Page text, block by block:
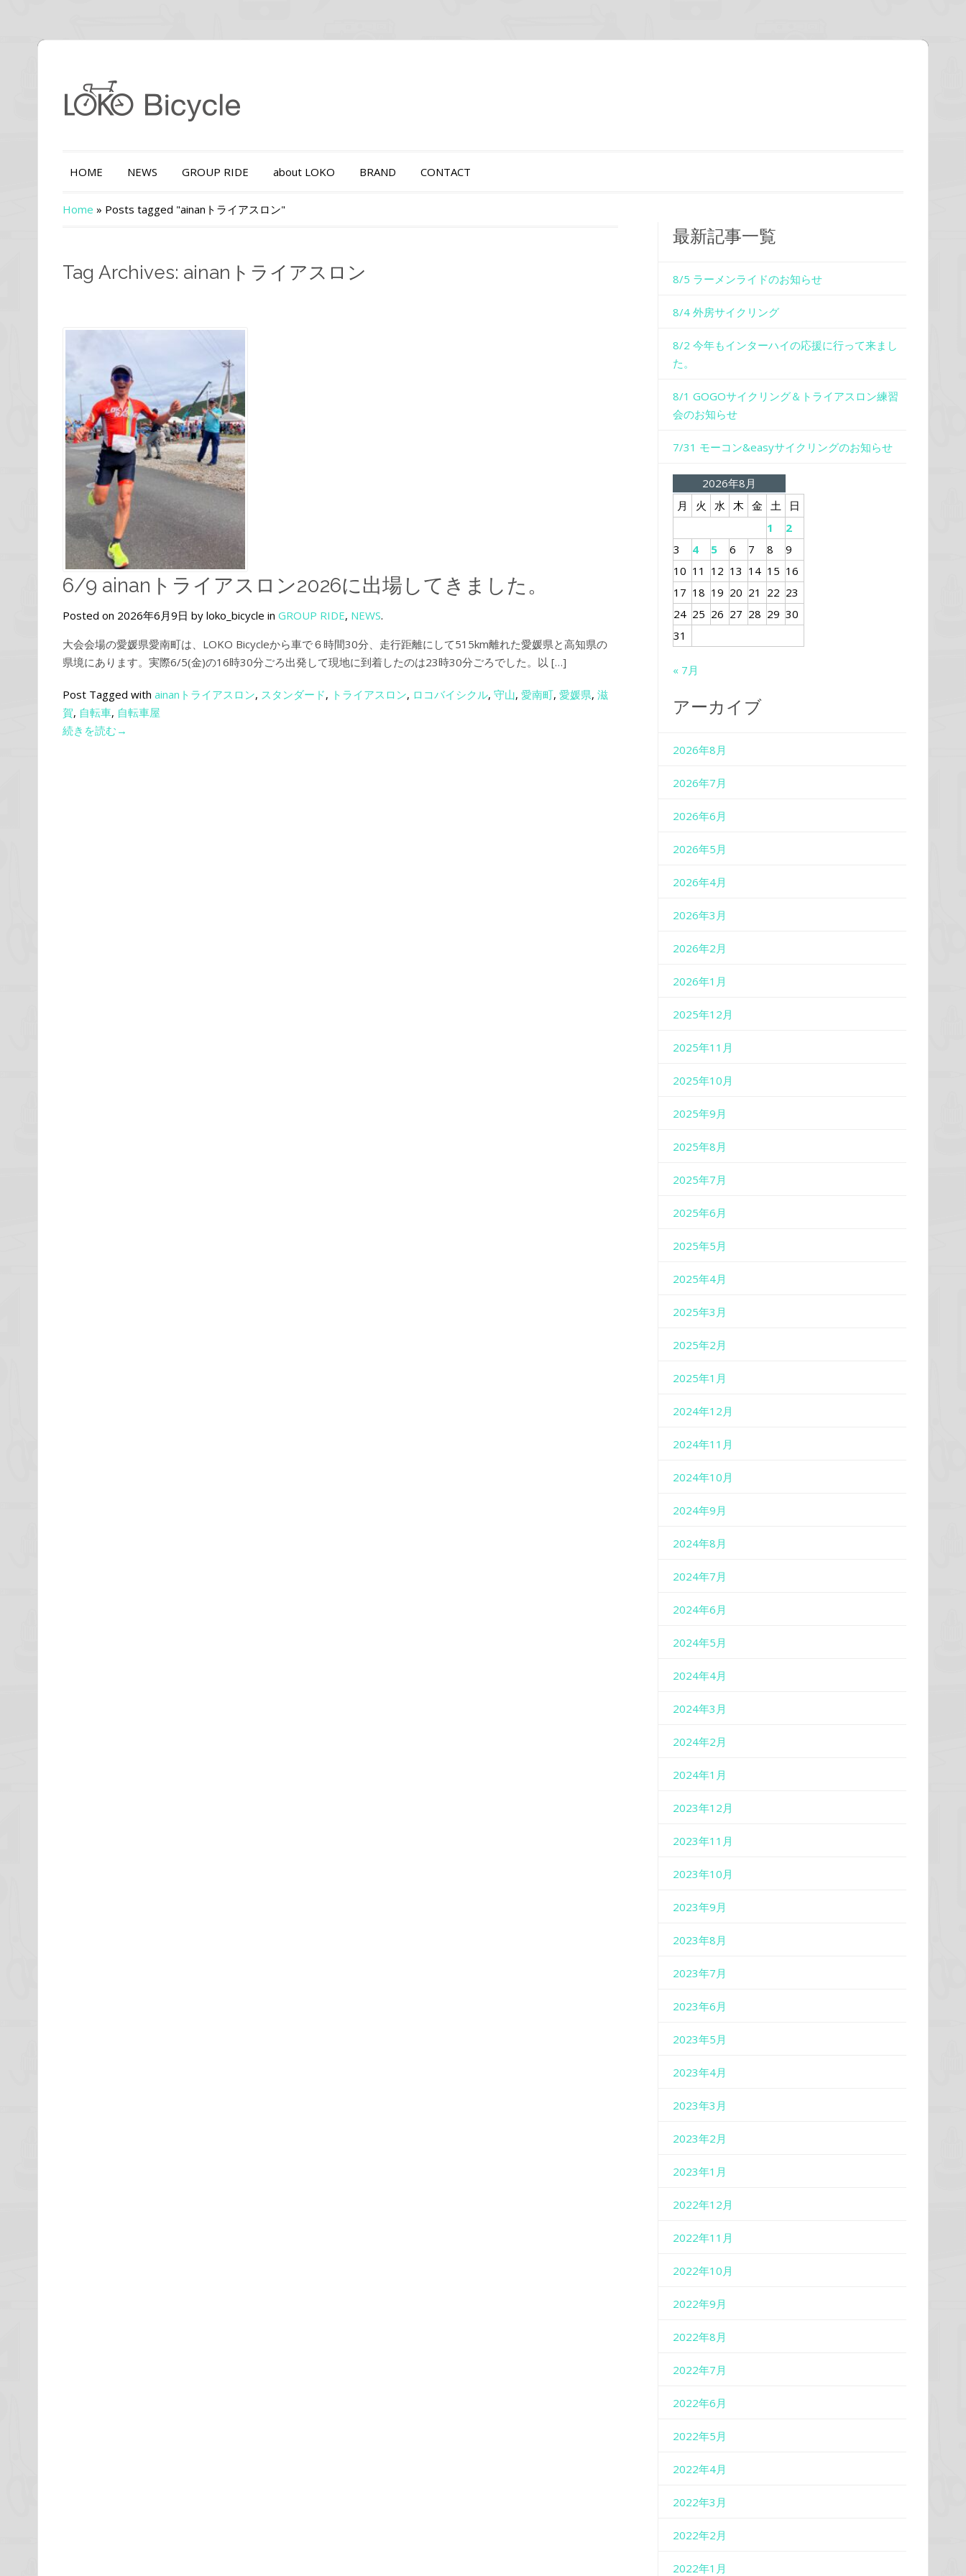
HOME NEWS GROUP RIDE about LOKO BRAND CONTACT
Home » Posts tagged "ainanトライアスロン"
Tag Archives: ainanトライアスロン
6/9 ainanトライアスロン2026に出場してきました。
Posted on 2026年6月9日 by loko_bicycle in GROUP RIDE, NEWS.
大会会場の愛媛県愛南町は、LOKO Bicycleから車で６時間30分、走行距離にして515km離れた愛媛県と高知県の
県境にあります。実際6/5(金)の16時30分ごろ出発して現地に到着したのは23時30分ごろでした。以 […]
Post Tagged with ainanトライアスロン, スタンダード, トライアスロン, ロコバイシクル, 守山, 愛南町, 愛媛県, 滋
賀, 自転車, 自転車屋
続きを読む→
最新記事一覧
8/5 ラーメンライドのお知らせ
8/4 外房サイクリング
8/2 今年もインターハイの応援に行って来まし
た。
8/1 GOGOサイクリング＆トライアスロン練習
会のお知らせ
7/31 モーコン&easyサイクリングのお知らせ
2026年8月
月
火 水 木 金 土
日
1
2
3
4 5 6 7 8
9
10 11 12 13 14 15 16
17 18 19 20 21 22 23
24 25 26 27 28 29 30
31
« 7月
アーカイブ
2026年8月
2026年7月
2026年6月
2026年5月
2026年4月
2026年3月
2026年2月
2026年1月
2025年12月
2025年11月
2025年10月
2025年9月
2025年8月
2025年7月
2025年6月
2025年5月
2025年4月
2025年3月
2025年2月
2025年1月
2024年12月
2024年11月
2024年10月
2024年9月
2024年8月
2024年7月
2024年6月
2024年5月
2024年4月
2024年3月
2024年2月
2024年1月
2023年12月
2023年11月
2023年10月
2023年9月
2023年8月
2023年7月
2023年6月
2023年5月
2023年4月
2023年3月
2023年2月
2023年1月
2022年12月
2022年11月
2022年10月
2022年9月
2022年8月
2022年7月
2022年6月
2022年5月
2022年4月
2022年3月
2022年2月
2022年1月